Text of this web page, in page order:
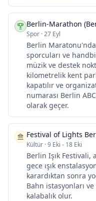
Berlin-Marathon
Spor ·27 Eyl
Berlin
sporcuları ve
müzik ve destek
kilometrelik kent
kapatılır ve
numarası Berlin
olarak geçer.
Festival of Lights
Kültür ·9 Eki - 18 Eki
Berlin Işık Festivali,
gece ışık
karardıktan sonra
Bahn istasyonları
kalabalık olur.